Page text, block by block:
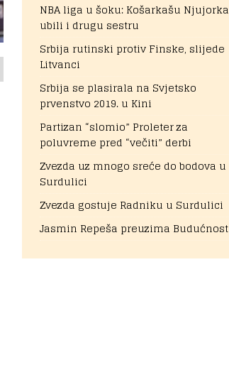
NBA liga u šoku: Košarkašu Njujorka
ubili i drugu sestru
Srbija rutinski protiv Finske, slijede
Litvanci
Srbija se plasirala na Svjetsko
prvenstvo 2019. u Kini
Partizan “slomio” Proleter za
poluvreme pred “večiti” derbi
Zvezda uz mnogo sreće do bodova u
Surdulici
Zvezda gostuje Radniku u Surdulici
Jasmin Repeša preuzima Budućnost